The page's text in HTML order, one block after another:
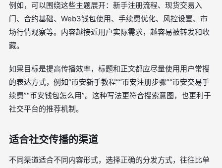
例如，可以围绕这些主题展开：新手注册流程、现货交易入
门、合约基础、Web3钱包使用、手续费优化、风控设置、市
场行情观察等。内容越接近用户实际需求，越容易被转发和收
藏。
如果目标是提高传播效率，标题和正文都应尽量使用用户常搜
的表达方式，例如“币安新手教程”“币安注册步骤”“币安交易手
续费”“币安钱包怎么用”。这种写法更符合搜索意图，也更利于
社交平台的推荐机制。
适合社交传播的渠道
不同渠道适合不同内容形式，选择正确的分发方式，往往比单